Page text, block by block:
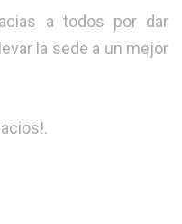
a todos por dar
la sede a un mejor